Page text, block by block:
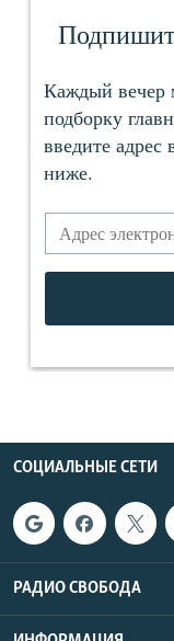
СОЦИАЛЬНЫЕ СЕТИ
РАДИО СВОБОДА